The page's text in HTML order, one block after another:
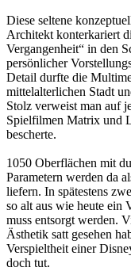
Diese seltene
Architekt konterkariert
Vergangenheit“ in den
persönlicher
Detail durfte die
mittelalterlichen Stadt
Stolz verweist man auf
Spielfilmen Matrix und
bescherte.
1050 Oberflächen mit
Parametern werden da
liefern. In spätestens
so alt aus wie heute ein
muss entsorgt werden.
Ästhetik satt gesehen
Verspieltheit einer
doch tut.